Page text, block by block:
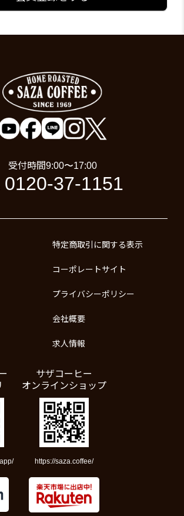
受付時間9:00〜17:00
0120-37-1151
特定商取引に関する表示
コーポレートサイト
プライバシーポリシー
会社概要
求人情報
サザコーヒー
オンラインショップ
https://saza.coffee/